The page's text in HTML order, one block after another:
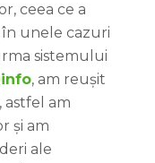
ceea ce a
în unele cazuri
sistemului
, am reușit
astfel am
și am
ale